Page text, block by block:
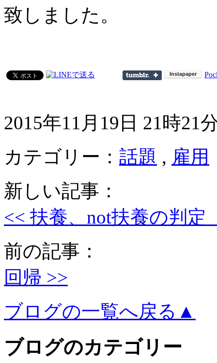
致しました。
2015年11月19日 21時21
カテゴリー： 話題 , 雇用
新しい記事：
<< 扶養、not扶養の判
前の記事：
回帰 >>
ブログの一覧へ戻る▲
ブログのカテゴリー